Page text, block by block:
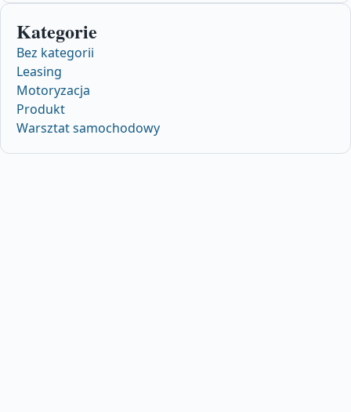
Kategorie
Bez kategorii
Leasing
Motoryzacja
Produkt
Warsztat samochodowy